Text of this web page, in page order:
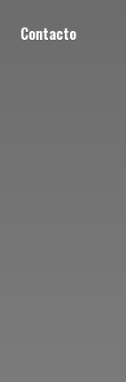
Contacto